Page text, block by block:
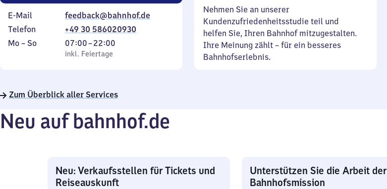
E-Mail
feedback@bahnhof.de
Telefon
+49 30 586020930
Montag
Mo – So,
inkl. Feiertage
07:00–22:00
Von
7
22
inkl. Feiertage
Nehmen Sie an unserer
Kundenzufriedenheitsstudie teil und
helfen Sie, Ihren Bahnhof mitzugestalten.
Ihre Meinung zählt – für ein besseres
Bahnhofserlebnis.
Zum Überblick aller Services
Neu auf bahnhof.de
Neu: Verkaufsstellen für Tickets und
Reiseauskunft
Unterstützen Sie die Arbeit der
Bahnhofsmission